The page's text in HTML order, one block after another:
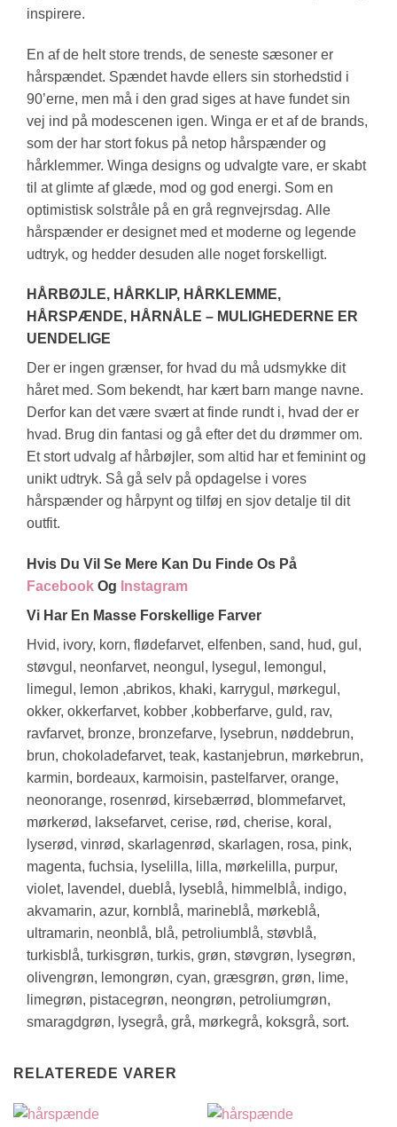
inspirere.
En af de helt store trends, de seneste sæsoner er
hårspændet. Spændet havde ellers sin storhedstid i
90’erne, men må i den grad siges at have fundet sin
vej ind på modescenen igen. Winga er et af de brands,
som der har stort fokus på netop hårspænder og
hårklemmer. Winga designs og udvalgte vare, er skabt
til at glimte af glæde, mod og god energi. Som en
optimistisk solstråle på en grå regnvejrsdag. Alle
hårspænder er designet med et moderne og legende
udtryk, og hedder desuden alle noget forskelligt.
HÅRBØJLE, HÅRKLIP, HÅRKLEMME,
HÅRSPÆNDE, HÅRNÅLE – MULIGHEDERNE ER
UENDELIGE
Der er ingen grænser, for hvad du må udsmykke dit
håret med. Som bekendt, har kært barn mange navne.
Derfor kan det være svært at finde rundt i, hvad der er
hvad. Brug din fantasi og gå efter det du drømmer om.
Et stort udvalg af hårbøjler, som altid har et feminint og
unikt udtryk. Så gå selv på opdagelse i vores
hårspænder og hårpynt og tilføj en sjov detalje til dit
outfit.
Hvis Du Vil Se Mere Kan Du Finde Os På
Facebook Og Instagram
Vi Har En Masse Forskellige Farver
Hvid, ivory, korn, flødefarvet, elfenben, sand, hud, gul,
støvgul, neonfarvet, neongul, lysegul, lemongul,
limegul, lemon ,abrikos, khaki, karrygul, mørkegul,
okker, okkerfarvet, kobber ,kobberfarve, guld, rav,
ravfarvet, bronze, bronzefarve, lysebrun, nøddebrun,
brun, chokoladefarvet, teak, kastanjebrun, mørkebrun,
karmin, bordeaux, karmoisin, pastelfarver, orange,
neonorange, rosenrød, kirsebærrød, blommefarvet,
mørkerød, laksefarvet, cerise, rød, cherise, koral,
lyserød, vinrød, skarlagenrød, skarlagen, rosa, pink,
magenta, fuchsia, lyselilla, lilla, mørkelilla, purpur,
violet, lavendel, dueblå, lyseblå, himmelblå, indigo,
akvamarin, azur, kornblå, marineblå, mørkeblå,
ultramarin, neonblå, blå, petroliumblå, støvblå,
turkisblå, turkisgrøn, turkis, grøn, støvgrøn, lysegrøn,
olivengrøn, lemongrøn, cyan, græsgrøn, grøn, lime,
limegrøn, pistacegrøn, neongrøn, petroliumgrøn,
smaragdgrøn, lysegrå, grå, mørkegrå, koksgrå, sort.
RELATEREDE VARER